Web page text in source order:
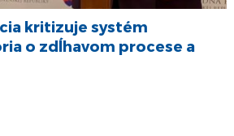
kritizuje systém
o zdĺhavom procese a